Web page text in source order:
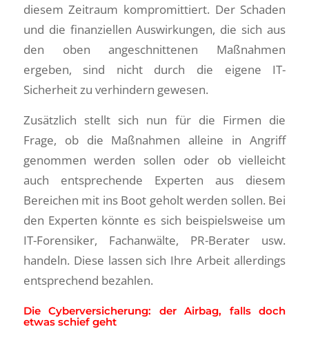
diesem Zeitraum kompromittiert. Der Schaden
und die finanziellen Auswirkungen, die sich aus
den oben angeschnittenen Maßnahmen
ergeben, sind nicht durch die eigene IT-
Sicherheit zu verhindern gewesen.
Zusätzlich stellt sich nun für die Firmen die
Frage, ob die Maßnahmen alleine in Angriff
genommen werden sollen oder ob vielleicht
auch entsprechende Experten aus diesem
Bereichen mit ins Boot geholt werden sollen. Bei
den Experten könnte es sich beispielsweise um
IT-Forensiker, Fachanwälte, PR-Berater usw.
handeln. Diese lassen sich Ihre Arbeit allerdings
entsprechend bezahlen.
Die Cyberversicherung: der Airbag, falls doch
etwas schief geht